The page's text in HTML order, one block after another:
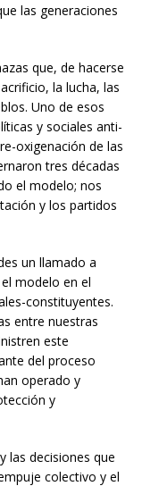
las generaciones
que, de hacerse
la lucha, las
Uno de esos
y sociales anti-
oxigenación de las
tres décadas
el modelo; nos
y los partidos
un llamado a
modelo en el
constituyentes.
entre nuestras
este
del proceso
operado y
y
las decisiones que
colectivo y el